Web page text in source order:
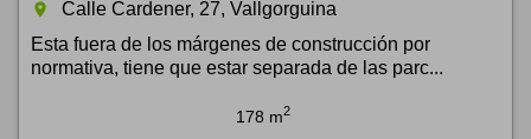
room
Calle Cardener, 27, Vallgorguina
Esta fuera de los márgenes de construcción por
normativa, tiene que estar separada de las parc...
178 m2